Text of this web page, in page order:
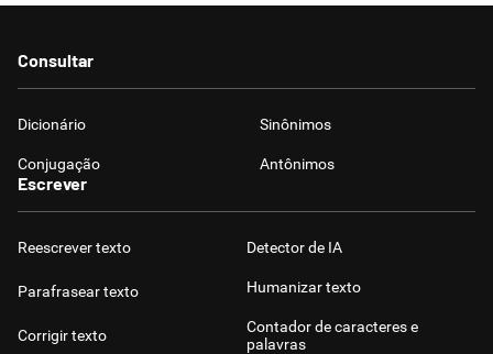
Consultar
Dicionário Sinônimos
Conjugação Antônimos
Escrever
Reescrever texto
Parafrasear texto
Corrigir texto
Detector de IA
Humanizar texto
Contador de caracteres e
palavras